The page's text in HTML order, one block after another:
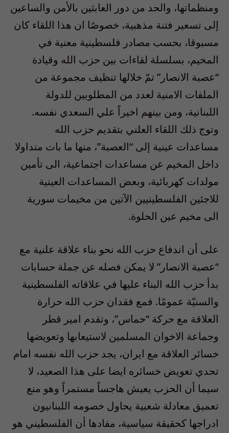
ومنظماتها، والحد من دور العابثين بالأمن والساعين
إلى تسعير فتنة مذهبية، خصوصًا ان هذا اللقاء كان
مسبوقا، بحسب مصادر فلسطينية معنية في
المخيم، بسلسلة لقاءات بين حزب الله وقيادة
“عصبة الانصار” تمّ خلالها تنظيف مجموعة من
الملفات الامنية لعدد من المطلوبين للدولة
اللبنانية، ومن بينهم اخيراً علي السعدي نفسه.
وتوج ذلك اللقاء العلني بتقديم حزب الله
مساعدات عينية إلى “العصبة”، منها ما بات متداولا
داخل المخيم عن مساعدات اجتماعية، الى تأمين
مولدات كهربائية، وبعض المساعدات العينية
للاجئين الفلسطينيين الآتين من مخيمات سورية
الى مخيم عين الحلوة.
على أن اندفاع حزب الله نحو بناء علاقة علنية مع
“عصبة الانصار” لا يمكن فصله عن جملة حسابات
بدأ حزب الله البناء عليها في علاقاته الفلسطينية
والسنيّة عمومًا. فمع فقدان حزب الله حرارة
العلاقة مع حركة “حماس”، وتقدم امير قطر
وجماعة الاخوان المسلمين لاستيعابها وتعويضها
خسائر العلاقة مع ايران، يجد حزب الله نفسه امام
تحدي تعويض خسائره ايضا على هذا الصعيد، لا
سيما أن الحزب يعيش هاجساً مستمراً وهو منع
تعميق معادلة شعبية يحاول خصومه اللبنانيون
ادراجها كحقيقة سياسية، مفادها أن الفلسطيني هو